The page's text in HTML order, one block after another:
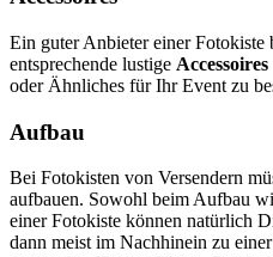
Ein guter Anbieter einer
entsprechende lustige Accessoires
oder Ähnliches für Ihr Event zu
Aufbau
Bei Fotokisten von Versendern
aufbauen. Sowohl beim Aufbau
einer Fotokiste können natürlich
dann meist im Nachhinein zu